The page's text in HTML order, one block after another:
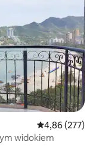
Średnia
4,86 (277)
widokiem